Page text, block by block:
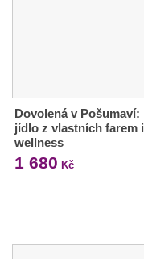
Dovolená v Pošumaví:
jídlo z vlastních farem i
wellness
1 680 Kč